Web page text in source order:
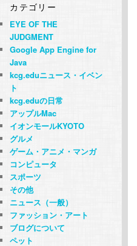
カテゴリー
EYE OF THE
JUDGMENT
Google App Engine for
Java
kcg.eduニュース・イベン
ト
kcg.eduの日常
アップルMac
イオンモールKYOTO
グルメ
ゲーム・アニメ・マンガ
コンピュータ
スポーツ
その他
ニュース（一般）
ファッション・アート
ブログについて
ペット